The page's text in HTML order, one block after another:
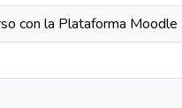
con la Plataforma Moodle